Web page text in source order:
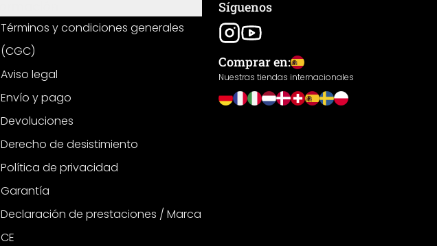
Términos y condiciones generales
(CGC)
Aviso legal
Envío y pago
Devoluciones
Derecho de desistimiento
Política de privacidad
Garantía
Declaración de prestaciones / Marca
CE
Síguenos
Comprar en:
Nuestras tiendas internacionales